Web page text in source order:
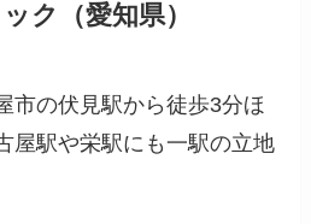
ク（愛知県）
市の伏見駅から徒歩3分ほ
屋駅や栄駅にも一駅の立地